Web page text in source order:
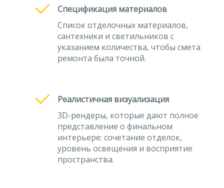
Спецификация материалов
Список отделочных материалов,
сантехники и светильников с
указанием количества, чтобы смета
ремонта была точной.
Реалистичная визуализация
3D-рендеры, которые дают полное
представление о финальном
интерьере: сочетание отделок,
уровень освещения и восприятие
пространства.